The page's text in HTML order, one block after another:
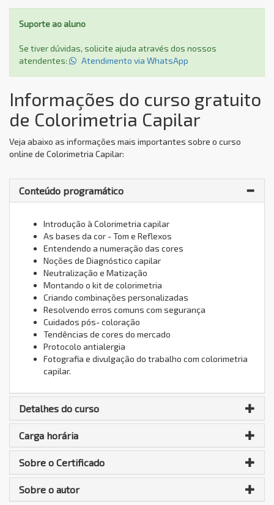
Suporte ao aluno
Se tiver dúvidas, solicite ajuda através dos nossos
atendentes:
Atendimento via WhatsApp
Informações do curso gratuito
de Colorimetria Capilar
Veja abaixo as informações mais importantes sobre o curso
online de Colorimetria Capilar:
Conteúdo programático
Introdução à Colorimetria capilar
As bases da cor - Tom e Reflexos
Entendendo a numeração das cores
Noções de Diagnóstico capilar
Neutralização e Matização
Montando o kit de colorimetria
Criando combinações personalizadas
Resolvendo erros comuns com segurança
Cuidados pós- coloração
Tendências de cores do mercado
Protocolo antialergia
Fotografia e divulgação do trabalho com colorimetria
capilar.
Detalhes do curso
Carga horária
Sobre o Certificado
Sobre o autor